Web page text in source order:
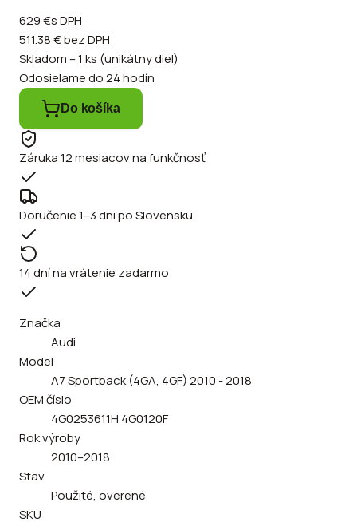
629 €s DPH
511.38 €bez DPH
Skladom – 1 ks (unikátny diel)
Odosielame do 24 hodín
Do košíka
Záruka 12 mesiacov na funkčnosť
Doručenie 1–3 dni po Slovensku
14 dní na vrátenie zadarmo
Značka
Audi
Model
A7 Sportback (4GA, 4GF) 2010 - 2018
OEM číslo
4G0253611H 4G0120F
Rok výroby
2010–2018
Stav
Použité, overené
SKU